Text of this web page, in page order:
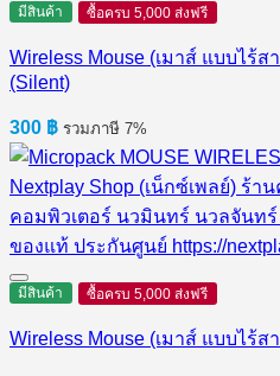
มีสินค้า ซื้อครบ 5,000 ส่งฟรี
Wireless Mouse (เมาส์ แบบไร้ส
(Silent)
300 ฿ รวมภาษี 7%
มีสินค้า ซื้อครบ 5,000 ส่งฟรี
Wireless Mouse (เมาส์ แบบไร้ส